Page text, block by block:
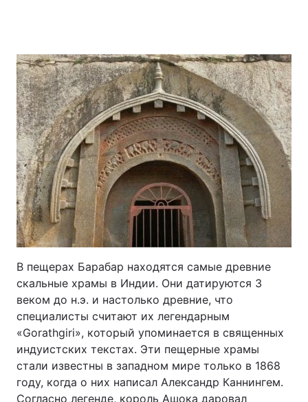
В пещерах Барабар находятся самые древние
скальные храмы в Индии. Они датируются 3
веком до н.э. и настолько древние, что
специалисты считают их легендарным
«Gorathgiri», который упоминается в священных
индуистских текстах. Эти пещерные храмы
стали известны в западном мире только в 1868
году, когда о них написал Александр Каннингем.
Согласно легенде, король Ашока даровал